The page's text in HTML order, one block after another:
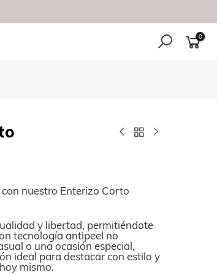
0
nuestro Enterizo Corto
y libertad, permitiéndote
tecnología antipeel no
o una ocasión especial,
ideal para destacar con estilo y
mismo.